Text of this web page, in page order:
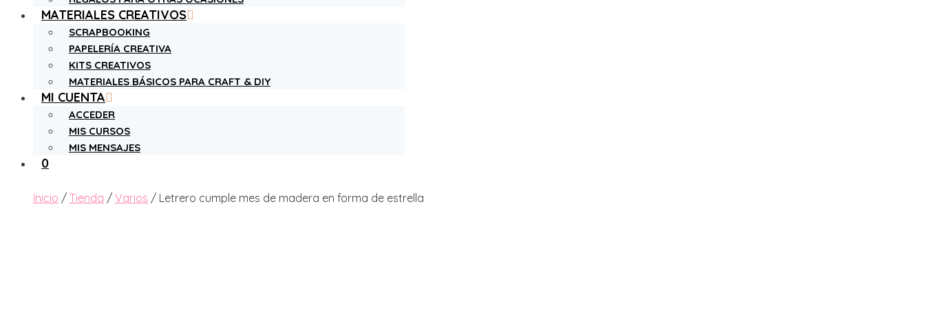
MATERIALES CREATIVOS
SCRAPBOOKING
PAPELERÍA CREATIVA
KITS CREATIVOS
MATERIALES BÁSICOS PARA CRAFT & DIY
MI CUENTA
ACCEDER
MIS CURSOS
MIS MENSAJES
0
Inicio / Tienda / Varios / Letrero cumple mes de madera en forma de estrella